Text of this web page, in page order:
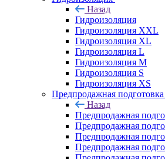
Назад
Гидроизоляция
Гидроизоляция XXL
Гидроизоляция XL
Гидроизоляция L
Гидроизоляция M
Гидроизоляция S
Гидроизоляция XS
Предпродажная подготовка
Назад
Предпродажная
Предпродажная
Предпродажная
Предпродажная